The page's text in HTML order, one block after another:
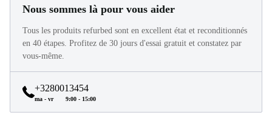
Nous sommes là pour vous aider
Tous les produits refurbed sont en excellent état et reconditionnés
en 40 étapes. Profitez de 30 jours d'essai gratuit et constatez par
vous-même.
+3280013454
ma - vr 9:00 - 15:00